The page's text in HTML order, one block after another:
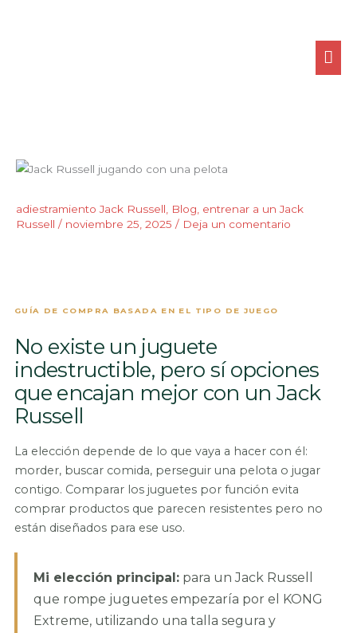
adiestramiento Jack Russell Blog entrenar a un Jack
Russell / noviembre 25, 2025 / Deja un comentario
GUÍA DE COMPRA BASADA EN EL TIPO DE JUEGO
No existe un juguete
indestructible, pero sí opciones
que encajan mejor con un Jack
Russell
La elección depende de lo que vaya a hacer con él:
morder, buscar comida, perseguir una pelota o jugar
contigo. Comparar los juguetes por función evita
comprar productos que parecen resistentes pero no
están diseñados para ese uso.
Mi elección principal: para un Jack Russell
que rompe juguetes empezaría por el KONG
Extreme, utilizando una talla segura y